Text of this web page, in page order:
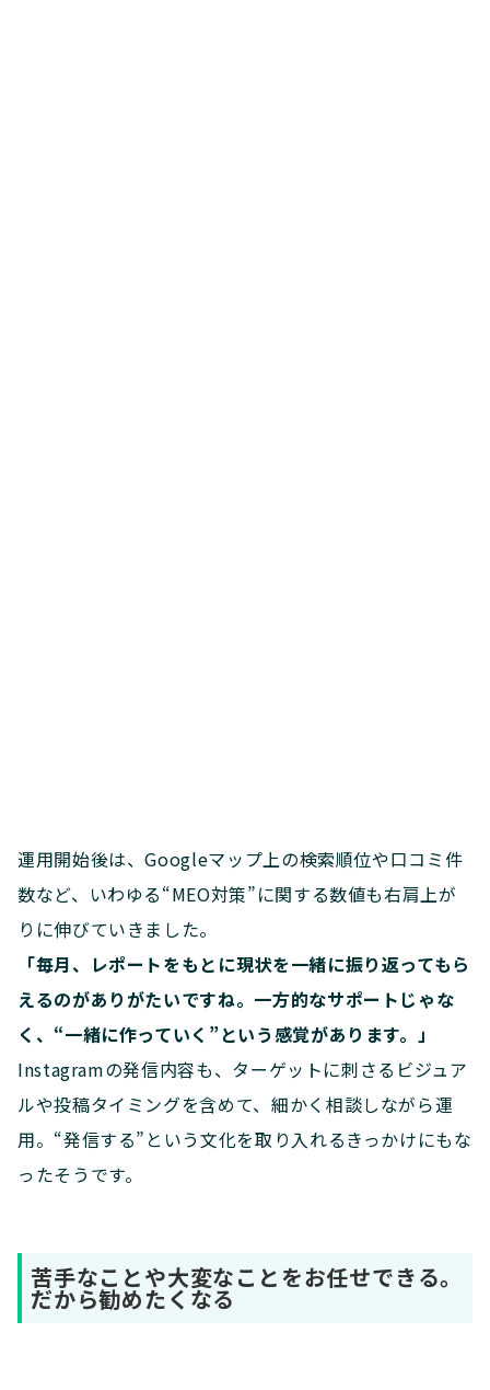
運用開始後は、Googleマップ上の検索順位や口コミ件
数など、いわゆる“MEO対策”に関する数値も右肩上が
りに伸びていきました。
「毎月、レポートをもとに現状を一緒に振り返ってもら
えるのがありがたいですね。一方的なサポートじゃな
く、“一緒に作っていく”という感覚があります。」
Instagramの発信内容も、ターゲットに刺さるビジュア
ルや投稿タイミングを含めて、細かく相談しながら運
用。“発信する”という文化を取り入れるきっかけにもな
ったそうです。
苦手なことや大変なことをお任せできる。
だから勧めたくなる